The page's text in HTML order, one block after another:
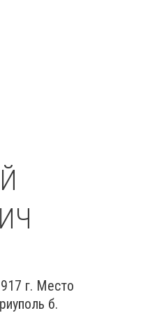
г. Место
б.